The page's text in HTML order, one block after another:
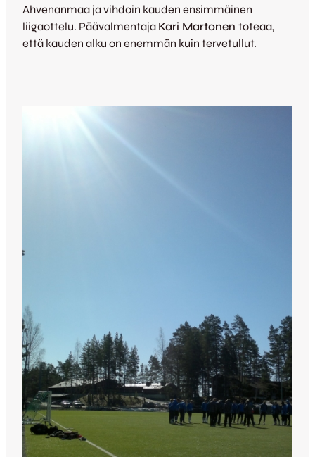
Ahvenanmaa ja vihdoin kauden ensimmäinen
liigaottelu. Päävalmentaja Kari Martonen toteaa,
että kauden alku on enemmän kuin tervetullut.